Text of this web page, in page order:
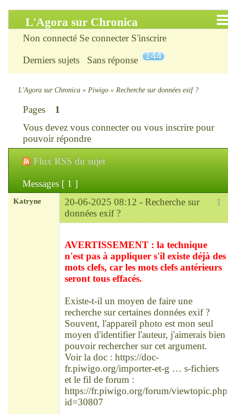
L'Agora sur Chronica
Accueil
Infos
Chercher
S’inscrire
Connexion
Chronica : le site
ChroniKat : les liens
CONTACT
Non connecté Se connecter S'inscrire
Derniers sujets Sans réponse 144
L'Agora sur Chronica » Piwigo » Recherche sur données exif ?
Pages
1
Vous devez vous connecterou vous inscrirepour
pouvoir répondre
Flux RSS du sujet
Messages [ 1 ]
1
Katryne 20-06-2025 08:12 - Recherche sur
données exif ?
AVERTISSEMENT : la technique
n'est pas à appliquer s'il existe déjà des
mots clefs, car les mots clefs antérieurs
seront tous effacés.
Existe-t-il un moyen de faire une
recherche sur certaines données exif ?
Souvent, l'appareil photo est mon seul
moyen d'identifier l'auteur, j'aimerais bien
pouvoir rechercher sur cet argument.
Voir la doc : https://doc-
fr.piwigo.org/importer-et-g … s-fichiers
et le fil de forum :
https://fr.piwigo.org/forum/
id=30807